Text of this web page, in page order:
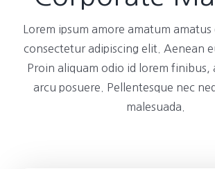
Lorem ipsum amore amatum amatus
consectetur adipiscing elit. Aenean
Proin aliquam odio id lorem finibus,
arcu posuere. Pellentesque nec
malesuada.